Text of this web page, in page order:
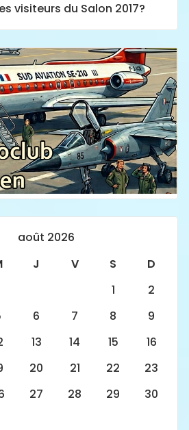
visiteurs du Salon 2017?
août 2026
J V S
D
1
2
6 7 8
9
13 14 15
16
20 21 22
23
27 28 29
30